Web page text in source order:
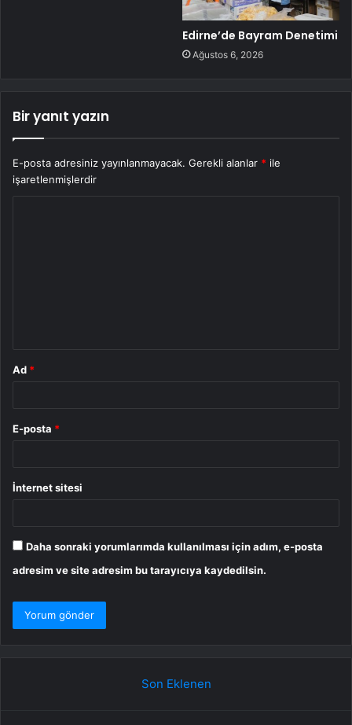
Edirne’de Bayram Denetimi
Ağustos 6, 2026
Bir yanıt yazın
E-posta adresiniz yayınlanmayacak. Gerekli alanlar * ile
işaretlenmişlerdir
Ad *
E-posta *
İnternet sitesi
Daha sonraki yorumlarımda kullanılması için adım, e-posta
adresim ve site adresim bu tarayıcıya kaydedilsin.
Son Eklenen